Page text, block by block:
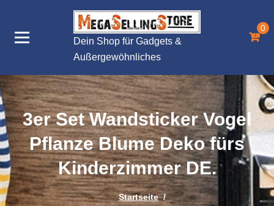
springen
Dein Shop für Gadgets &
Außergewöhnliches
0
3er Set Wandsticker Vogel
Pflanze Blume Deko fürs
Kinderzimmer DE.
Startseite/